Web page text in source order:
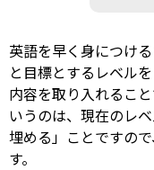
英語を早く身につけ
と目標とするレベル
内容を取り入れるこ
いうのは、現在のレ
埋める」ことですの
す。